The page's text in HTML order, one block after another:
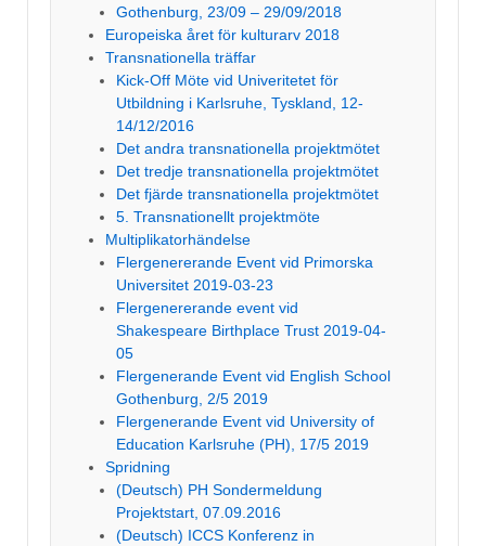
Gothenburg, 23/09 – 29/09/2018
Europeiska året för kulturarv 2018
Transnationella träffar
Kick-Off Möte vid Univeritetet för
Utbildning i Karlsruhe, Tyskland, 12-
14/12/2016
Det andra transnationella projektmötet
Det tredje transnationella projektmötet
Det fjärde transnationella projektmötet
5. Transnationellt projektmöte
Multiplikatorhändelse
Flergenererande Event vid Primorska
Universitet 2019-03-23
Flergenererande event vid
Shakespeare Birthplace Trust 2019-04-
05
Flergenerande Event vid English School
Gothenburg, 2/5 2019
Flergenerande Event vid University of
Education Karlsruhe (PH), 17/5 2019
Spridning
(Deutsch) PH Sondermeldung
Projektstart, 07.09.2016
(Deutsch) ICCS Konferenz in